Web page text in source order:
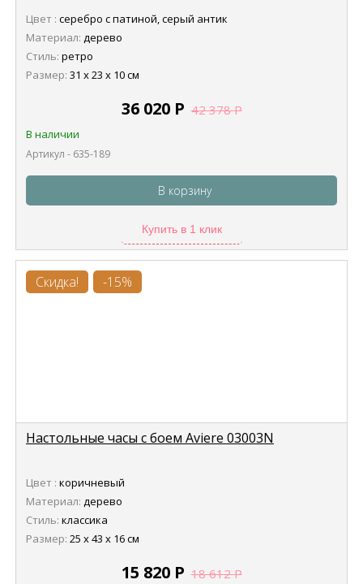
Цвет : серебро с патиной, серый антик
Материал: дерево
Стиль: ретро
Размер: 31 х 23 х 10 см
36 020 Р 42 378Р
В наличии
Артикул - 635-189
В корзину
Купить в 1 клик
Скидка! -15%
Настольные часы с боем Aviere 03003N
Цвет : коричневый
Материал: дерево
Стиль: классика
Размер: 25 х 43 х 16 см
15 820 Р 18 612Р